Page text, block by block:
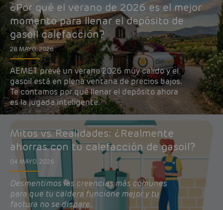
¿Por qué el verano de 2026 es el mejor
momento para llenar el depósito de
gasoil calefacción?
28 MAYO, 2026
AEMET prevé un verano 2026 muy cálido y el
gasoil está en plena ventana de precios bajos.
Te contamos por qué llenar el depósito ahora
es la jugada inteligente.
Mitos vs. Realidades: ¿Realmente
ahorras con tu calefacción de gasoil?
04 MAYO, 2026
Desmentimos las creencias más comunes
para que tu caldera funcione mejor y tu
factura no se dispare.